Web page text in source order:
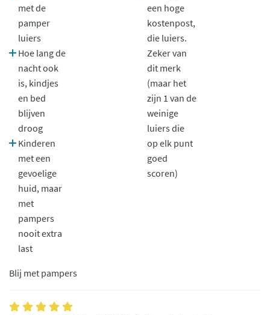
met de
pamper
luiers
Hoe lang de
nacht ook
is, kindjes
en bed
blijven
droog
Kinderen
met een
gevoelige
huid, maar
met
pampers
nooit extra
last
een hoge
kostenpost,
die luiers.
Zeker van
dit merk
(maar het
zijn 1 van de
weinige
luiers die
op elk punt
goed
scoren)
Blij met pampers